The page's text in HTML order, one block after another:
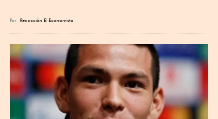
Por Redacción El Economista